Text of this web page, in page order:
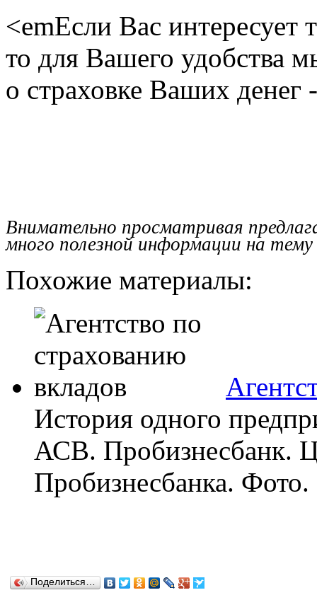
<emЕсли Вас интересует
то для Вашего удобства
о страховке Ваших денег
Внимательно просматривая
много полезной информации на
Похожие материалы:
История одного
АСВ. Пробизнесбанк.
Пробизнесбанка. Фото.
Поделиться…